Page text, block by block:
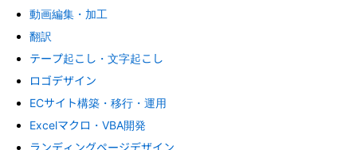
動画編集・加工
翻訳
テープ起こし・文字起こし
ロゴデザイン
ECサイト構築・移行・運用
Excelマクロ・VBA開発